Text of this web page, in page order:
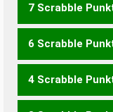
APERT PATER
TAPER TAPIR
7 Scrabble
APER APRE PAIR
TRAP TRIP
6 Scrabble
PER PIE PIT RAP
4 Scrabble